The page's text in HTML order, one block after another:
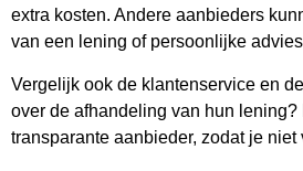
extra kosten. Andere aanbieders
van een lening of persoonlijke
Vergelijk ook de klantenservice en
over de afhandeling van hun
transparante aanbieder, zodat je